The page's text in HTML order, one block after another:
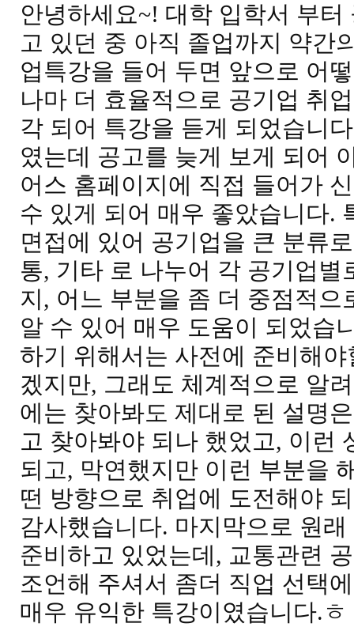
안녕하세요~! 대학 입학서 부
고 있던 중 아직 졸업까지 약간
업특강을 들어 두면 앞으로 어
나마 더 효율적으로 공기업 취
각 되어 특강을 듣게 되었습니
였는데 공고를 늦게 보게 되어
어스 홈페이지에 직접 들어가
수 있게 되어 매우 좋았습니다.
면접에 있어 공기업을 큰 분류
통, 기타 로 나누어 각 공기업
지, 어느 부분을 좀 더 중점적
알 수 있어 매우 도움이 되었습
하기 위해서는 사전에 준비해
겠지만, 그래도 체계적으로 알
에는 찾아봐도 제대로 된 설명
고 찾아봐야 되나 했었고, 이런
되고, 막연했지만 이런 부분을
떤 방향으로 취업에 도전해야
감사했습니다. 마지막으로 원
준비하고 있었는데, 교통관련
조언해 주셔서 좀더 직업 선택
매우 유익한 특강이였습니다.ㅎ